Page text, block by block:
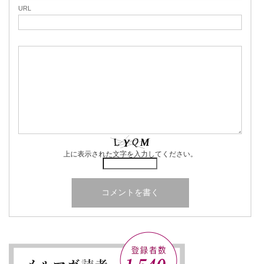
URL
上に表示された文字を入力してください。